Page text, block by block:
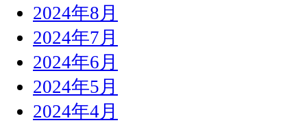
2024年8月
2024年7月
2024年6月
2024年5月
2024年4月